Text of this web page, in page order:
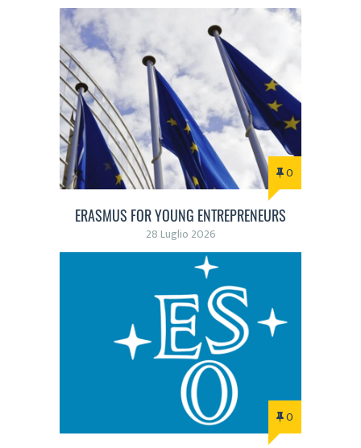
0
ERASMUS FOR YOUNG ENTREPRENEURS
28 Luglio 2026
0